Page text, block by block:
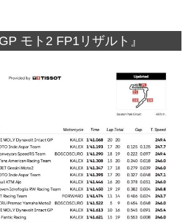
モト2 FP1リザルト』